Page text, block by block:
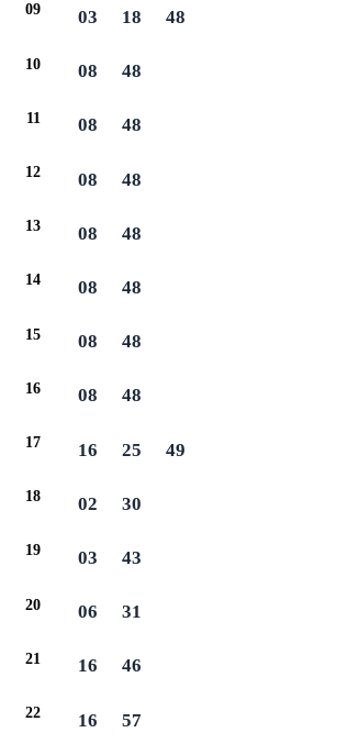
09 03 18 48
10 08 48
11 08 48
12 08 48
13 08 48
14 08 48
15 08 48
16 08 48
17 16 25 49
18 02 30
19 03 43
20 06 31
21 16 46
22 16 57